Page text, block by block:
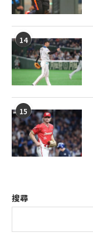
14
15
搜尋